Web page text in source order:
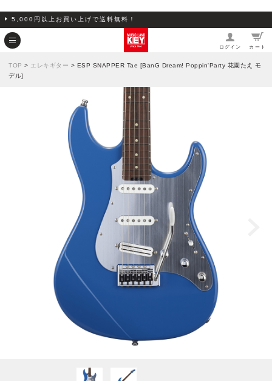
5,000円以上お買い上げで送料無料！
ログイン カート
TOP > エレキギター > ESP SNAPPER Tae [BanG Dream! Poppin'Party 花園たえ モ
デル]